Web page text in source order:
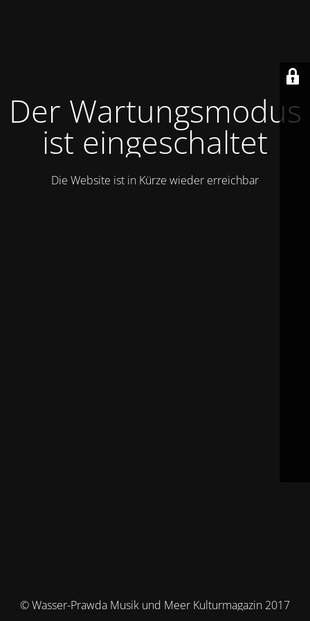
Der Wartungsmodus
ist eingeschaltet
Die Website ist in Kürze wieder erreichbar
© Wasser-Prawda Musik und Meer Kulturmagazin 2017